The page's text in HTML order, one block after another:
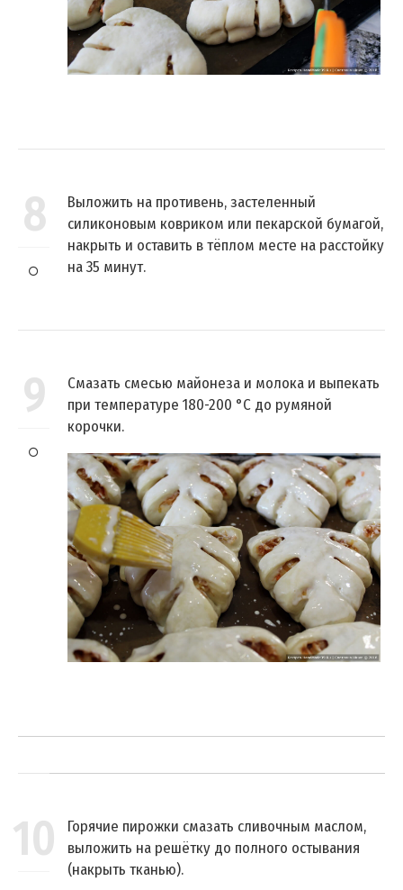
8
Выложить на противень, застеленный
силиконовым ковриком или пекарской бумагой,
накрыть и оставить в тёплом месте на расстойку
на 35 минут.
9
Смазать смесью майонеза и молока и выпекать
при температуре 180-200 °C до румяной
корочки.
10
Горячие пирожки смазать сливочным маслом,
выложить на решётку до полного остывания
(накрыть тканью).